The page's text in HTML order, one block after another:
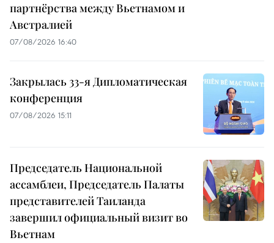
партнёрства между Вьетнамом и
Австралией
07/08/2026 16:40
Закрылась 33-я Дипломатическая
конференция
07/08/2026 15:11
Председатель Национальной
ассамблеи, Председатель Палаты
представителей Таиланда
завершил официальный визит во
Вьетнам